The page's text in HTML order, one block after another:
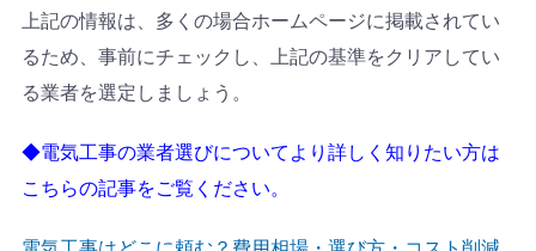
上記の情報は、多くの場合ホームページに掲載されてい
るため、事前にチェックし、上記の基準をクリアしてい
る業者を選定しましょう。
◆電気工事の業者選びについてより詳しく知りたい方は
こちらの記事をご覧ください。